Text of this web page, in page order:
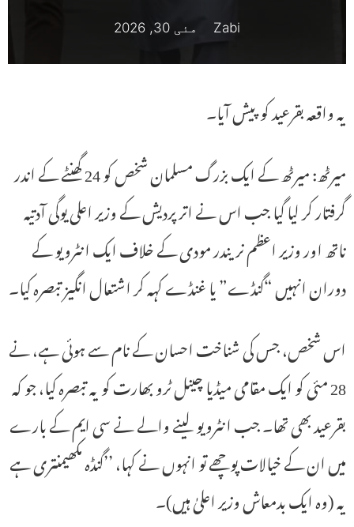
Zabi مئی 30, 2026
یہ واقعہ بقرعید کو پیش آیا۔
میرٹھ: میرٹھ کے ایک بزرگ مسلمان شخص کو 24 گھنٹے کے اندر
گرفتار کر لیا گیا جب اس نے اتر پردیش کے وزیر اعلی یوگی آدتیہ
ناتھ اور وزیر اعظم نریندر مودی کے خلاف ایک انٹرویو کے
دوران انہیں “گنڈے” یا غنڈے کہہ کر اشتعال انگیز تبصرہ کیا۔
اس شخص، جس کی شناخت احسان کے نام سے ہوئی ہے، نے
28 مئی کو ایک مقامی میڈیا چینل ٹرو بھارت کو یہ تبصرہ کیا، جو کہ
بقرعید بھی تھا۔ جب انٹرویو لینے والے نے سی ایم کے بارے
میں ان کے خیالات پوچھے تو انہوں نے کہا، ’’گنڈہ مکھیمنتری ہے
یہ (وہ ایک بدمعاش وزیر اعلیٰ ہیں)۔